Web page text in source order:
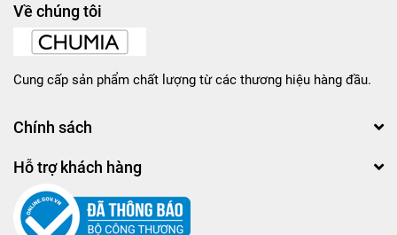
Về chúng tôi
Cung cấp sản phẩm chất lượng từ các thương hiệu hàng đầu.
Chính sách
Hỗ trợ khách hàng